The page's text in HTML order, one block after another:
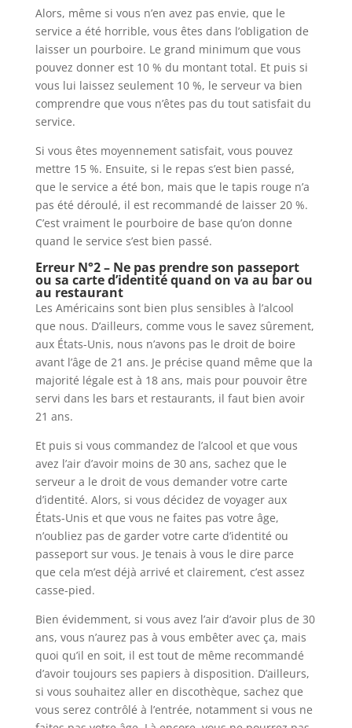
Alors, même si vous n’en avez pas envie, que le
service a été horrible, vous êtes dans l’obligation de
laisser un pourboire. Le grand minimum que vous
pouvez donner est 10 % du montant total. Et puis si
vous lui laissez seulement 10 %, le serveur va bien
comprendre que vous n’êtes pas du tout satisfait du
service.
Si vous êtes moyennement satisfait, vous pouvez
mettre 15 %. Ensuite, si le repas s’est bien passé,
que le service a été bon, mais que le tapis rouge n’a
pas été déroulé, il est recommandé de laisser 20 %.
C’est vraiment le pourboire de base qu’on donne
quand le service s’est bien passé.
Erreur N°2 – Ne pas prendre son passeport
ou sa carte d’identité quand on va au bar ou
au restaurant
Les Américains sont bien plus sensibles à l’alcool
que nous. D’ailleurs, comme vous le savez sûrement,
aux États-Unis, nous n’avons pas le droit de boire
avant l’âge de 21 ans. Je précise quand même que la
majorité légale est à 18 ans, mais pour pouvoir être
servi dans les bars et restaurants, il faut bien avoir
21 ans.
Et puis si vous commandez de l’alcool et que vous
avez l’air d’avoir moins de 30 ans, sachez que le
serveur a le droit de vous demander votre carte
d’identité. Alors, si vous décidez de voyager aux
États-Unis et que vous ne faites pas votre âge,
n’oubliez pas de garder votre carte d’identité ou
passeport sur vous. Je tenais à vous le dire parce
que cela m’est déjà arrivé et clairement, c’est assez
casse-pied.
Bien évidemment, si vous avez l’air d’avoir plus de 30
ans, vous n’aurez pas à vous embêter avec ça, mais
quoi qu’il en soit, il est tout de même recommandé
d’avoir toujours ses papiers à disposition. D’ailleurs,
si vous souhaitez aller en discothèque, sachez que
vous serez contrôlé à l’entrée, notamment si vous ne